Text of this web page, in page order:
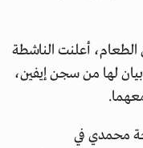
أعلنت الناشطة
لها من سجن إيفين،
محمدي في